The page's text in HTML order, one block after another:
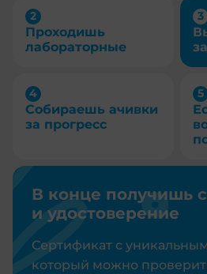
Проходишь
лабораторные
Собираешь ачивки
за прогресс
В конце получишь
и удостоверение
Сертификат с
который можно